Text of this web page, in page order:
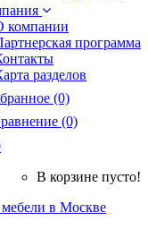
компании
программа
разделов
(0)
(0)
В корзине пусто!